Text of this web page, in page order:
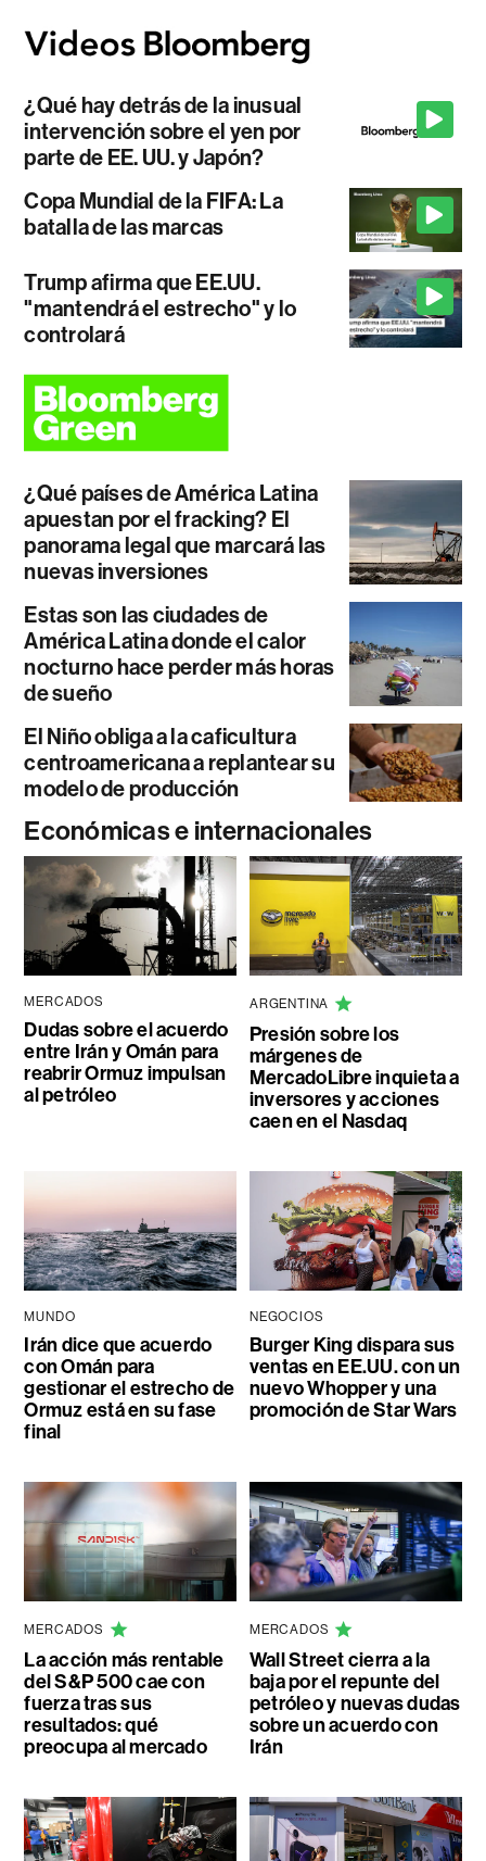
¿Qué hay detrás de la inusual
intervención sobre el yen por
parte de EE. UU. y Japón?
Copa Mundial de la FIFA: La
batalla de las marcas
Trump afirma que EE.UU.
"mantendrá el estrecho" y lo
controlará
¿Qué países de América Latina
apuestan por el fracking? El
panorama legal que marcará las
nuevas inversiones
Estas son las ciudades de
América Latina donde el calor
nocturno hace perder más horas
de sueño
El Niño obliga a la caficultura
centroamericana a replantear su
modelo de producción
Económicas e internacionales
MERCADOS
Dudas sobre el acuerdo
entre Irán y Omán para
reabrir Ormuz impulsan
al petróleo
ARGENTINA
Presión sobre los
márgenes de
MercadoLibre inquieta a
inversores y acciones
caen en el Nasdaq
MUNDO
Irán dice que acuerdo
con Omán para
gestionar el estrecho de
Ormuz está en su fase
final
NEGOCIOS
Burger King dispara sus
ventas en EE.UU. con un
nuevo Whopper y una
promoción de Star Wars
MERCADOS
La acción más rentable
del S&P 500 cae con
fuerza tras sus
resultados: qué
preocupa al mercado
MERCADOS
Wall Street cierra a la
baja por el repunte del
petróleo y nuevas dudas
sobre un acuerdo con
Irán